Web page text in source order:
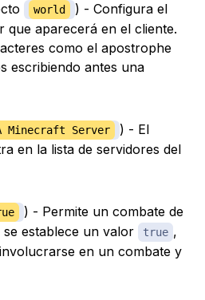
world
) - Configura el
que aparecerá en el cliente.
como el apostrophe
escribiendo antes una
Minecraft Server
) - El
en la lista de servidores del
) - Permite un combate de
se establece un valor
true ,
en un combate y